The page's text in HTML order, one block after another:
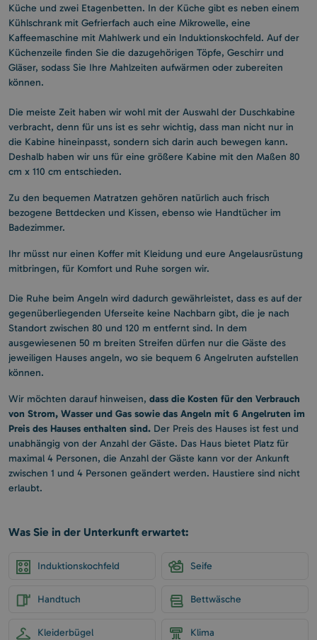
Küche und zwei Etagenbetten. In der Küche gibt es neben einem
Kühlschrank mit Gefrierfach auch eine Mikrowelle, eine
Kaffeemaschine mit Mahlwerk und ein Induktionskochfeld. Auf der
Küchenzeile finden Sie die dazugehörigen Töpfe, Geschirr und
Gläser, sodass Sie Ihre Mahlzeiten aufwärmen oder zubereiten
können.
Die meiste Zeit haben wir wohl mit der Auswahl der Duschkabine
verbracht, denn für uns ist es sehr wichtig, dass man nicht nur in
die Kabine hineinpasst, sondern sich darin auch bewegen kann.
Deshalb haben wir uns für eine größere Kabine mit den Maßen 80
cm x 110 cm entschieden.
Zu den bequemen Matratzen gehören natürlich auch frisch
bezogene Bettdecken und Kissen, ebenso wie Handtücher im
Badezimmer.
Ihr müsst nur einen Koffer mit Kleidung und eure Angelausrüstung
mitbringen, für Komfort und Ruhe sorgen wir.
Die Ruhe beim Angeln wird dadurch gewährleistet, dass es auf der
gegenüberliegenden Uferseite keine Nachbarn gibt, die je nach
Standort zwischen 80 und 120 m entfernt sind. In dem
ausgewiesenen 50 m breiten Streifen dürfen nur die Gäste des
jeweiligen Hauses angeln, wo sie bequem 6 Angelruten aufstellen
können.
Wir möchten darauf hinweisen, dass die Kosten für den Verbrauch
von Strom, Wasser und Gas sowie das Angeln mit 6 Angelruten im
Preis des Hauses enthalten sind. Der Preis des Hauses ist fest und
unabhängig von der Anzahl der Gäste. Das Haus bietet Platz für
maximal 4 Personen, die Anzahl der Gäste kann vor der Ankunft
zwischen 1 und 4 Personen geändert werden. Haustiere sind nicht
erlaubt.
Was Sie in der Unterkunft erwartet:
Induktionskochfeld Seife
Handtuch Bettwäsche
Kleiderbügel Klima